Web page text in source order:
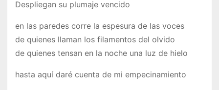
Despliegan su plumaje vencido
en las paredes corre la espesura de las voces
de quienes llaman los filamentos del olvido
de quienes tensan en la noche una luz de hielo
hasta aquí daré cuenta de mi empecinamiento